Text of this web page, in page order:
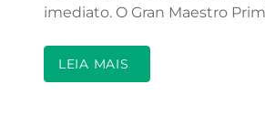
imediato. O Gran Maestro
LEIA MAIS